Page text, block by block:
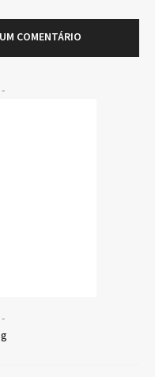
COMENTÁRIO
-
-